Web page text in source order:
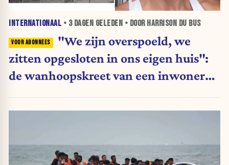
INTERNATIONAAL • 3 DAGEN GELEDEN • DOOR HARRISON DU BUS
"We zijn overspoeld, we
zitten opgesloten in ons eigen huis":
de wanhoopskreet van een inwoner